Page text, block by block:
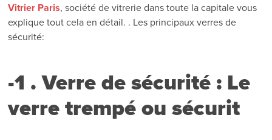
Vitrier Paris, société de vitrerie dans toute la capitale vous
explique tout cela en détail. . Les principaux verres de
sécurité:
-1 . Verre de sécurité : Le
verre trempé ou sécurit